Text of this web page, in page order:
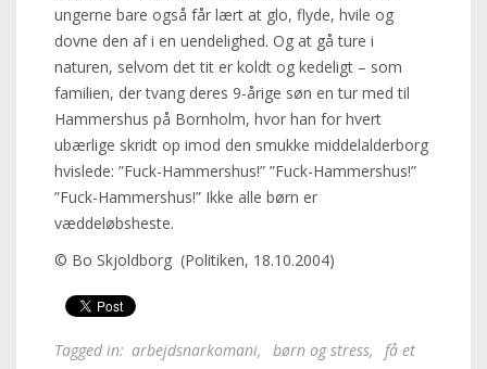
ungerne bare også får lært at glo, flyde, hvile og
dovne den af i en uendelighed. Og at gå ture i
naturen, selvom det tit er koldt og kedeligt – som
familien, der tvang deres 9-årige søn en tur med til
Hammershus på Bornholm, hvor han for hvert
ubærlige skridt op imod den smukke middelalderborg
hvislede: ”Fuck-Hammershus!” ”Fuck-Hammershus!”
”Fuck-Hammershus!” Ikke alle børn er
væddeløbsheste.
© Bo Skjoldborg (Politiken, 18.10.2004)
Tagged in: arbejdsnarkomani, børn og stress,
få et